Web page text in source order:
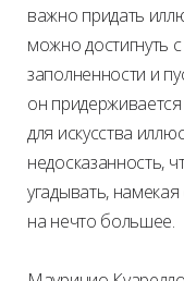
важно придать
можно достигнуть
заполненности и
он
для искусства
недосказанность,
угадывать,
на нечто большее.